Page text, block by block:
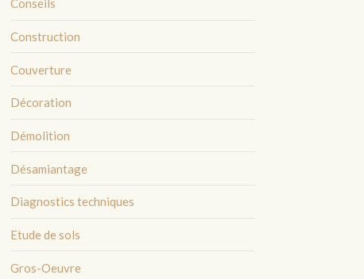
Conseils
Construction
Couverture
Décoration
Démolition
Désamiantage
Diagnostics techniques
Etude de sols
Gros-Oeuvre